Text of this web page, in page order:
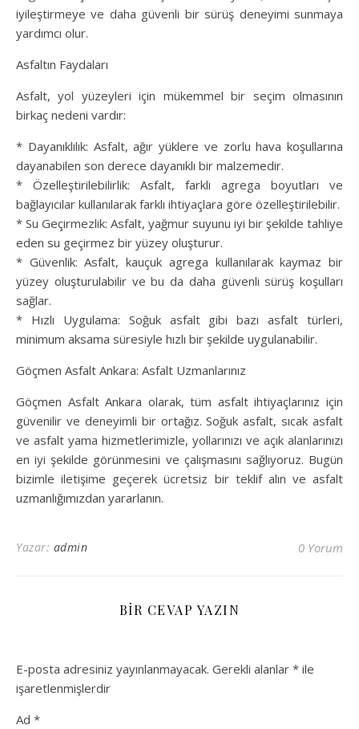
iyileştirmeye ve daha güvenli bir sürüş deneyimi sunmaya
yardımcı olur.
Asfaltın Faydaları
Asfalt, yol yüzeyleri için mükemmel bir seçim olmasının
birkaç nedeni vardır:
* Dayanıklılık: Asfalt, ağır yüklere ve zorlu hava koşullarına
dayanabilen son derece dayanıklı bir malzemedir.
* Özelleştirilebilirlik: Asfalt, farklı agrega boyutları ve
bağlayıcılar kullanılarak farklı ihtiyaçlara göre özelleştirilebilir.
* Su Geçirmezlik: Asfalt, yağmur suyunu iyi bir şekilde tahliye
eden su geçirmez bir yüzey oluşturur.
* Güvenlik: Asfalt, kauçuk agrega kullanılarak kaymaz bir
yüzey oluşturulabilir ve bu da daha güvenli sürüş koşulları
sağlar.
* Hızlı Uygulama: Soğuk asfalt gibi bazı asfalt türleri,
minimum aksama süresiyle hızlı bir şekilde uygulanabilir.
Göçmen Asfalt Ankara: Asfalt Uzmanlarınız
Göçmen Asfalt Ankara olarak, tüm asfalt ihtiyaçlarınız için
güvenilir ve deneyimli bir ortağız. Soğuk asfalt, sıcak asfalt
ve asfalt yama hizmetlerimizle, yollarınızı ve açık alanlarınızı
en iyi şekilde görünmesini ve çalışmasını sağlıyoruz. Bugün
bizimle iletişime geçerek ücretsiz bir teklif alın ve asfalt
uzmanlığımızdan yararlanın.
Yazar: admin 0 Yorum
BIR CEVAP YAZIN
E-posta adresiniz yayınlanmayacak. Gerekli alanlar * ile
işaretlenmişlerdir
Ad *